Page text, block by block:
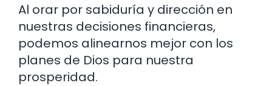
Al orar por sabiduría y dirección en
nuestras decisiones financieras,
podemos alinearnos mejor con los
planes de Dios para nuestra
prosperidad.